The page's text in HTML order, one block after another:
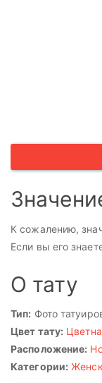
К сожалению,
Если вы его
О тату
Тип: Фото
Цвет тату:
Расположение:
Категории: